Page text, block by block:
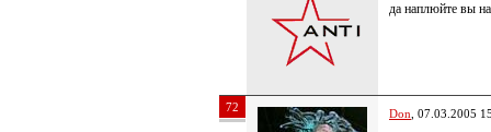
да наплюйте вы
72 Don , 07.03.2005